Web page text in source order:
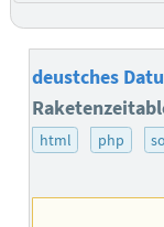
deustches
html php